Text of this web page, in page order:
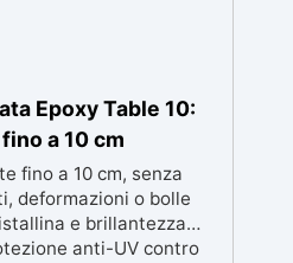
Epoxy Table 10:
a 10 cm
fino a 10 cm, senza
deformazioni o bolle
e brillantezza
anti-UV contro